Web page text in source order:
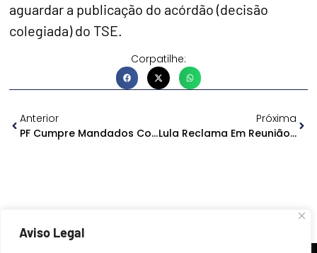
Aviso Legal
aguardar a publicação do acórdão (decisão
colegiada) do TSE.
Corpatilhe:
Anterior
PF Cumpre Mandados Contra CAC’s Que Não Recadastraram Armas
Próxima
Lula Reclama Em Reunião No Conselhão Que Não Se Pode Falar De Juros